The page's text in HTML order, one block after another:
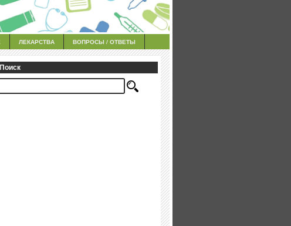
ЛЕКАРСТВА ВОПРОСЫ / ОТВЕТЫ
Поиск